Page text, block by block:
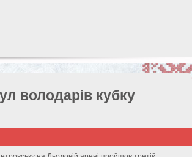
володарів кубку